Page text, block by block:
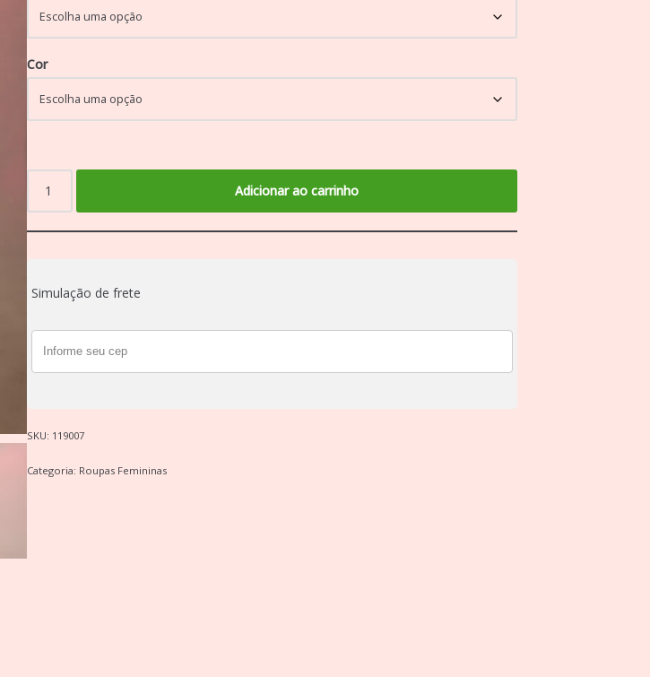
Cor
Adicionar ao carrinho
Simulação de frete
SKU: 119007
Categoria: Roupas Femininas